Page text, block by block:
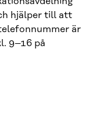
hjälper till att
är
9–16 på